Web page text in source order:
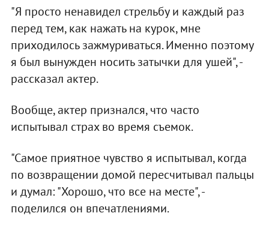
"Я просто ненавидел стрельбу и каждый раз
перед тем, как нажать на курок, мне
приходилось зажмуриваться. Именно поэтому
я был вынужден носить затычки для ушей", -
рассказал актер.
Вообще, актер признался, что часто
испытывал страх во время съемок.
"Самое приятное чувство я испытывал, когда
по возвращении домой пересчитывал пальцы
и думал: "Хорошо, что все на месте", -
поделился он впечатлениями.